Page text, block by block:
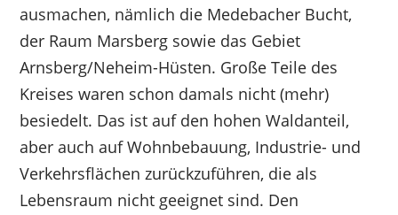
ausmachen, nämlich die Medebacher Bucht,
der Raum Marsberg sowie das Gebiet
Arnsberg/Neheim-Hüsten. Große Teile des
Kreises waren schon damals nicht (mehr)
besiedelt. Das ist auf den hohen Waldanteil,
aber auch auf Wohnbebauung, Industrie- und
Verkehrsflächen zurückzuführen, die als
Lebensraum nicht geeignet sind. Den